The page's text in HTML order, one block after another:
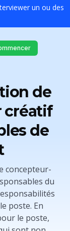
un ou des
de
créatif
de
concepteur-
du
poste. En
le poste,